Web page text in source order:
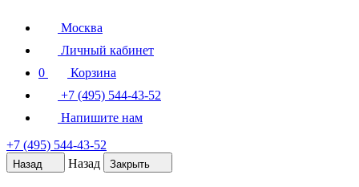
Москва
Личный кабинет
0
Корзина
+7 (495) 544-43-52
Напишите нам
+7 (495) 544-43-52
Назад Назад Закрыть